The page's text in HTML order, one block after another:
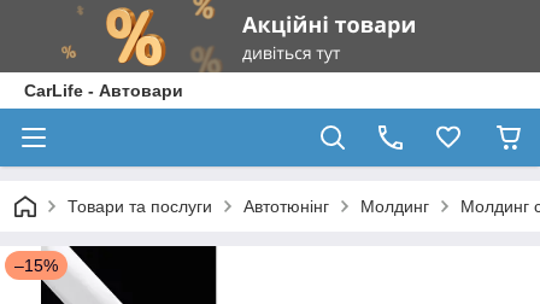
CarLife - Автовари
Товари та послуги Автотюнінг Молдинг Молдинг
–15%